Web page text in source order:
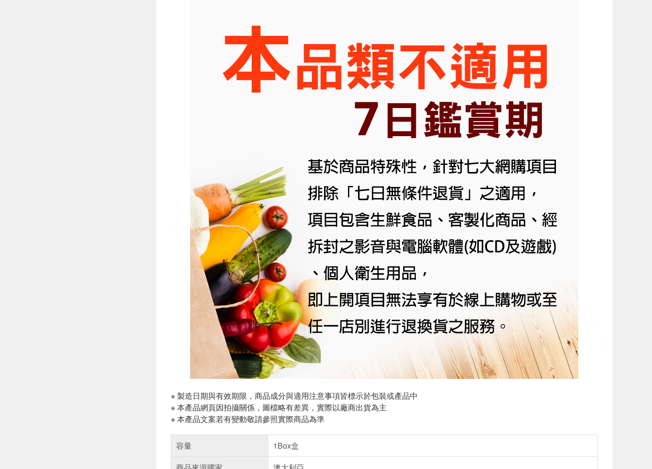
※ 製造日期與有效期限，商品成分與適用注意事項皆標示於包裝或產品中
※ 本產品網頁因拍攝關係，圖檔略有差異，實際以廠商出貨為主
※ 本產品文案若有變動敬請參照實際商品為準
容量
1Box盒